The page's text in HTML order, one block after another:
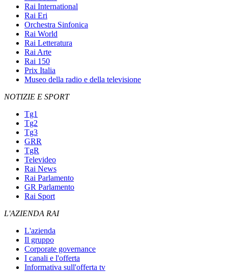
Rai International
Rai Eri
Orchestra Sinfonica
Rai World
Rai Letteratura
Rai Arte
Rai 150
Prix Italia
Museo della radio e della televisione
NOTIZIE E SPORT
Tg1
Tg2
Tg3
GRR
TgR
Televideo
Rai News
Rai Parlamento
GR Parlamento
Rai Sport
L'AZIENDA RAI
L'azienda
Il gruppo
Corporate governance
I canali e l'offerta
Informativa sull'offerta tv